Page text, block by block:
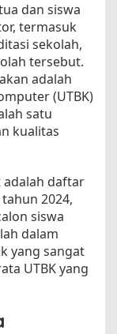
dan siswa
termasuk
sekolah,
tersebut.
adalah
(UTBK)
satu
kualitas
adalah daftar
2024,
siswa
dalam
yang sangat
UTBK yang